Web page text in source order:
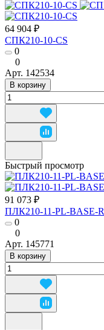
64 904 ₽
СПК210-10-CS
0
0
Арт. 142534
В корзину
Быстрый просмотр
91 073 ₽
ПЛК210-11-PL-BASE-R
0
0
Арт. 145771
В корзину